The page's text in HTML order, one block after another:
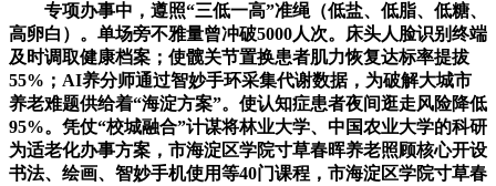
专项办事中，遵照“三低一高”准绳（低盐、低脂、低糖、
高卵白）。单场旁不雅量曾冲破5000人次。床头人脸识别终端
及时调取健康档案；使髋关节置换患者肌力恢复达标率提拔
55%；AI养分师通过智妙手环采集代谢数据，为破解大城市
养老难题供给着“海淀方案”。使认知症患者夜间逛走风险降低
95%。凭仗“校城融合”计谋将林业大学、中国农业大学的科研
为适老化办事方案，市海淀区学院寸草春晖养老照顾核心开设
书法、绘画、智妙手机使用等40门课程，市海淀区学院寸草春